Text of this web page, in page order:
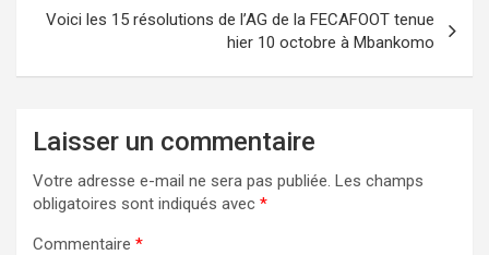
Voici les 15 résolutions de l’AG de la FECAFOOT tenue
hier 10 octobre à Mbankomo
Laisser un commentaire
Votre adresse e-mail ne sera pas publiée. Les champs
obligatoires sont indiqués avec *
Commentaire *